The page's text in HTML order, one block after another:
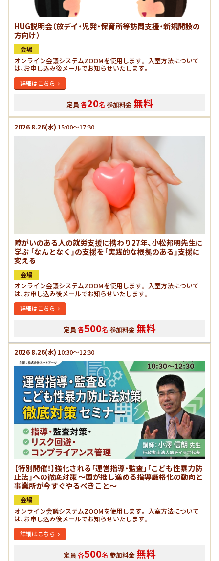
HUG説明会（放デイ・児発・保育所等訪問支援・新規開設の
方向け）
会場
オンライン会議システムZOOMを使用します。 入室方法について
は、お申し込み後メールでお知らせいたします。
詳細はこちら
定員 各20名 参加料金 無料
2026 8.26(水) 15:00～17:30
障がいのある人の就労支援に携わり27年、小松邦明先生に
学ぶ 「なんとなく」の支援を「実践的な根拠のある」支援に
変える
会場
オンライン会議システムZOOMを使用します。 入室方法について
は、お申し込み後メールでお知らせいたします。
詳細はこちら
定員 各500名 参加料金 無料
2026 8.26(水) 10:30～12:30
【特別開催！】強化される「運営指導・監査」「こども性暴力防
止法」への徹底対策 ～国が推し進める指導厳格化の動向と
事業所が今すぐやるべきこと～
会場
オンライン会議システムZOOMを使用します。 入室方法について
は、お申し込み後メールでお知らせいたします。
詳細はこちら
定員 各500名 参加料金 無料